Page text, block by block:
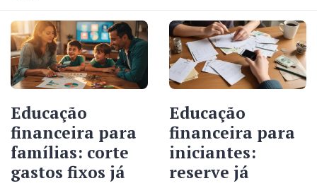
Educação
financeira para
famílias: corte
gastos fixos já
Educação
financeira para
iniciantes:
reserve já